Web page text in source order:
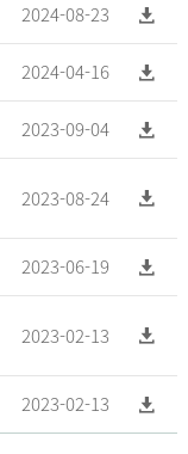
2024-08-23
2024-04-16
2023-09-04
2023-08-24
2023-06-19
2023-02-13
2023-02-13